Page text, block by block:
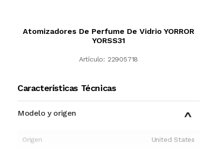
Atomizadores De Perfume De Vidrio YORROR
YORSS31
Artículo: 22905718
Características Técnicas
Modelo y origen
Origen United States